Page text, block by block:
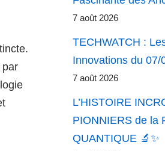
par
7 août 2026
TECHWATCH :
Innovations du 07/
7 août 2026
L’HISTOIRE
PIONNIERS de la
QUANTIQUE 🔬✨